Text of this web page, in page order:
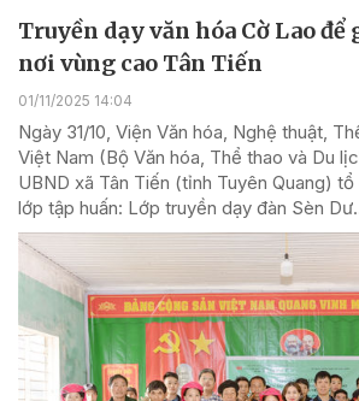
Truyền dạy văn hóa Cờ Lao để
nơi vùng cao Tân Tiến
01/11/2025 14:04
Ngày 31/10, Viện Văn hóa, Nghệ thuật,
Việt Nam (Bộ Văn hóa, Thể thao và Du
UBND xã Tân Tiến (tỉnh Tuyên Quang)
lớp tập huấn: Lớp truyền dạy đàn Sèn